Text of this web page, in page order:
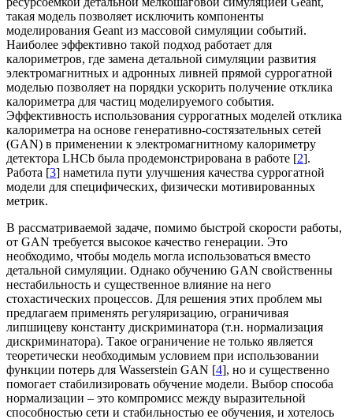
такая модель позволяет исключить компоненты
моделирования Geant из массовой симуляции событий.
Наиболее эффективно такой подход работает для
калориметров, где замена детальной симуляции развития
электромагнитных и адронных ливней прямой суррогатной
моделью позволяет на порядки ускорить получение отклика
калориметра для частиц моделируемого события.
Эффективность использования суррогатных моделей отклика
калориметра на основе генеративно-состязательных сетей
(GAN) в применении к электромагнитному калориметру
детектора LHCb была продемонстрирована в работе [2].
Работа [3] наметила пути улучшения качества суррогатной
модели для специфических, физически мотивированных
метрик.
В рассматриваемой задаче, помимо быстрой скорости работы,
от GAN требуется высокое качество генерации. Это
необходимо, чтобы модель могла использоваться вместо
детальной симуляции. Однако обучению GAN свойственны
нестабильность и существенное влияние на него
стохастических процессов. Для решения этих проблем мы
предлагаем применять регуляризацию, ограничивая
липшицеву константу дискриминатора (т.н. нормализация
дискриминатора). Такое ограничение не только является
теоретически необходимым условием при использовании
функции потерь для Wasserstein GAN [4], но и существенно
помогает стабилизировать обучение модели. Выбор способа
нормализации – это компромисс между выразительной
способностью сети и стабильностью ее обучения, и хотелось